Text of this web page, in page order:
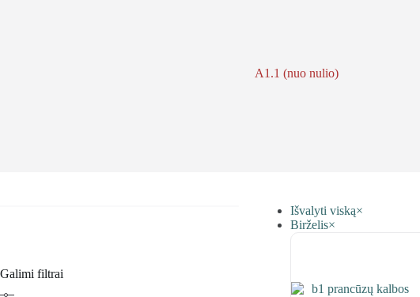
A1.1 (nuo nulio)
Išvalyti viską×
Birželis×
Galimi filtrai